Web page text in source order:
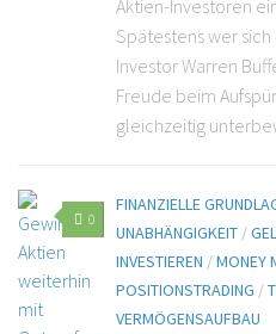
Aktien-Investoren
Spätestens wer
Investor Warren
Freude beim
gleichzeitig
0
FINANZIELLE
UNABHÄNGIGKEIT /
INVESTIEREN /MONEY
POSITIONSTRADING /
VERMÖGENSAUFBAU